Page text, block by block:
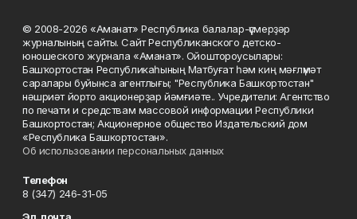
© 2008-2026 «Аманат» Республика балалар-үҫмерҙәр
журналының сайты. Сайт Республиканского детско-
юношеского журнала «Аманат». Ойоштороусылары:
Башҡортостан Республикаһының Матбуғат һәм киң мәғлүмәт
саралары буйынса агентлығы; "Республика Башкортостан"
нәшриәт йорто акционерҙар йәмғиәте.. Учредители: Агентство
по печати и средствам массовой информации Республики
Башкортостан; Акционерное общество Издательский дом
«Республика Башкортостан».
Об использовании персональных данных
Телефон
8 (347) 246-31-05